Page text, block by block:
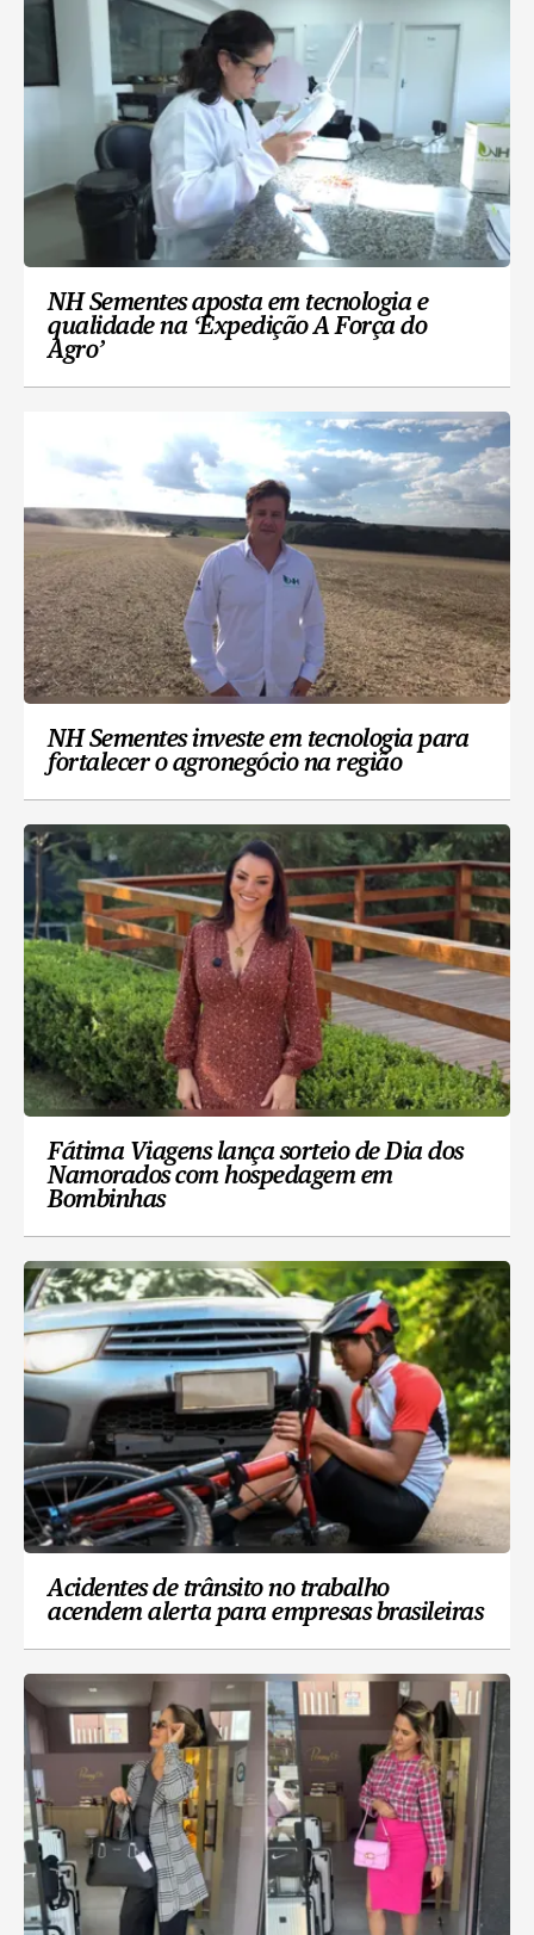
NH Sementes aposta em tecnologia e
qualidade na ‘Expedição A Força do
Agro’
NH Sementes investe em tecnologia para
fortalecer o agronegócio na região
Fátima Viagens lança sorteio de Dia dos
Namorados com hospedagem em
Bombinhas
Acidentes de trânsito no trabalho
acendem alerta para empresas brasileiras